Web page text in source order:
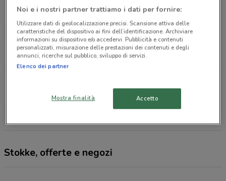
Via Varesina 93 Gerenzano
15.6 km
Via Crispi, 50 Varese
17.7 km
19.5 km
Stokke, offerte e negozi
Noi e i nostri partner trattiamo i dati per fornire:
Utilizzare dati di geolocalizzazione precisi. Scansione attiva delle
caratteristiche del dispositivo ai fini dell’identificazione. Archiviare
informazioni su dispositivo e/o accedervi. Pubblicità e contenuti
personalizzati, misurazione delle prestazioni dei contenuti e degli
annunci, ricerche sul pubblico, sviluppo di servizi.
Elenco dei partner
Mostra finalità Accetto